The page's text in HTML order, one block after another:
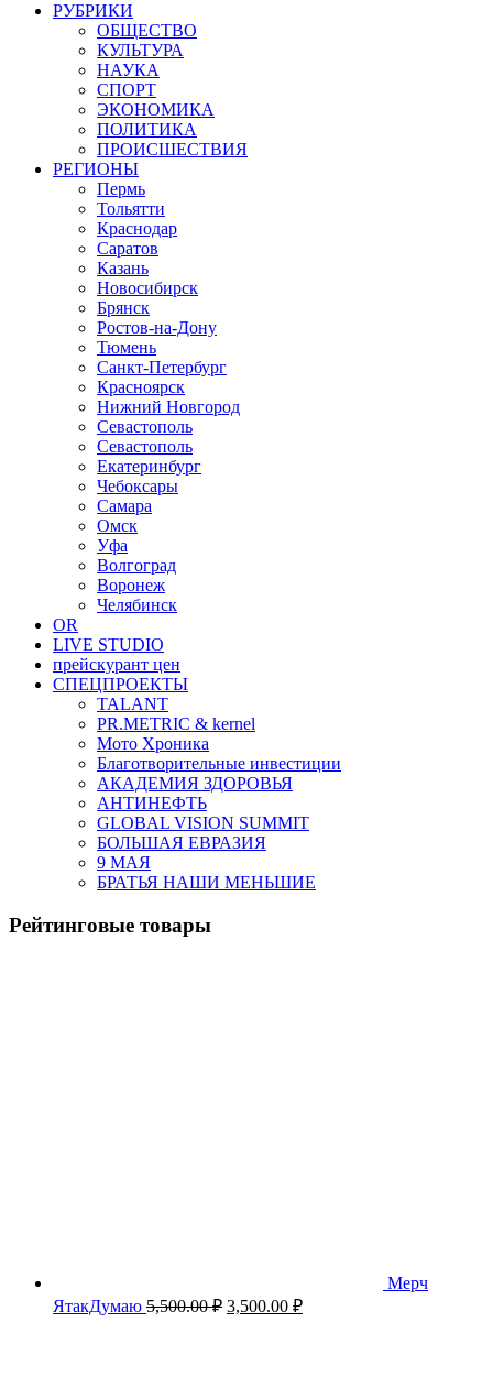
РУБРИКИ
ОБЩЕСТВО
КУЛЬТУРА
НАУКА
СПОРТ
ЭКОНОМИКА
ПОЛИТИКА
ПРОИСШЕСТВИЯ
РЕГИОНЫ
Пермь
Тольятти
Краснодар
Саратов
Казань
Новосибирск
Брянск
Ростов-на-Дону
Тюмень
Санкт-Петербург
Красноярск
Нижний Новгород
Севастополь
Севастополь
Екатеринбург
Чебоксары
Самара
Омск
Уфа
Волгоград
Воронеж
Челябинск
OR
LIVE STUDIO
прейскурант цен
СПЕЦПРОЕКТЫ
TALANT
PR.METRIC & kernel
Мото Хроника
Благотворительные инвестиции
АКАДЕМИЯ ЗДОРОВЬЯ
АНТИНЕФТЬ
GLOBAL VISION SUMMIT
БОЛЬШАЯ ЕВРАЗИЯ
9 МАЯ
БРАТЬЯ НАШИ МЕНЬШИЕ
Рейтинговые товары
Мерч
ЯтакДумаю 5,500.00₽ Первоначальная
3,500.00 ₽Текущая